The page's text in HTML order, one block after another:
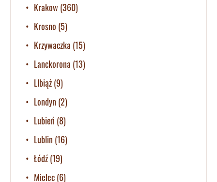
Krakow (360)
Krosno (5)
Krzywaczka (15)
Lanckorona (13)
LIbiąż(9)
Londyn (2)
Lubień (8)
Lublin (16)
Łódź(19)
Mielec(6)